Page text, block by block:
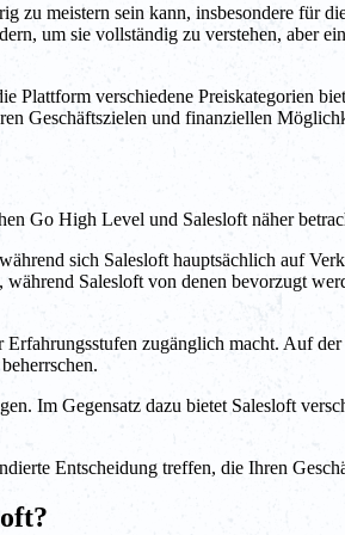
zu meistern sein kann, insbesondere für
um sie vollständig zu verstehen, aber
verschiedene Preiskategorien
Geschäftszielen und finanziellen
Go High Level und Salesloft näher
sich Salesloft hauptsächlich auf
Salesloft von denen bevorzugt
zugänglich macht. Auf
Im Gegensatz dazu bietet Salesloft
Entscheidung treffen, die Ihren